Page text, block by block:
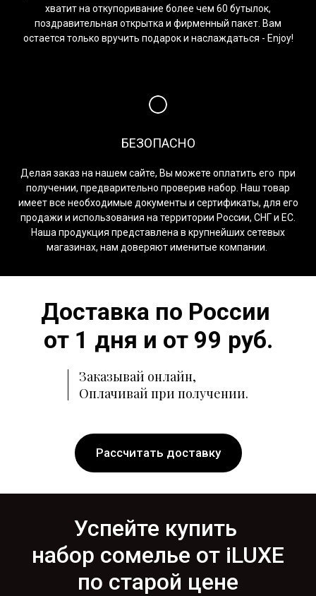
хватит на откупоривание более чем 60 бутылок,
поздравительная открытка и фирменный пакет. Вам
остается только вручить подарок и наслаждаться - Enjoy!
БЕЗОПАСНО
Делая заказ на нашем сайте, Вы можете оплатить его при
получении, предварительно проверив набор. Наш товар
имеет все необходимые документы и сертификаты, для его
продажи и использования на территории России, СНГ и ЕС.
Наша продукция представлена в крупнейших сетевых
магазинах, нам доверяют именитые компании.
Доставка по России
от 1 дня и от 99 руб.
Заказывай онлайн,
Оплачивай при получении.
Рассчитать доставку
Успейте купить
набор сомелье от iLUXE
по старой цене